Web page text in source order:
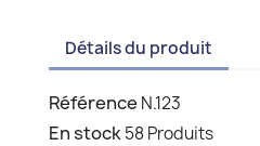
Détails du produit
Référence N.123
En stock58 Produits